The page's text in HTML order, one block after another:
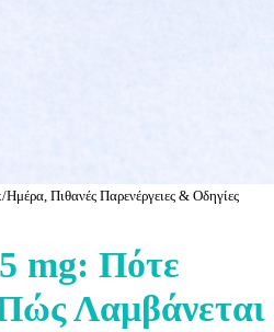
Πιθανές Παρενέργειες & Οδηγίες
mg: Πότε
Λαμβάνεται